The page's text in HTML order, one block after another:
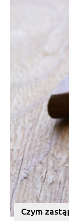
Czym